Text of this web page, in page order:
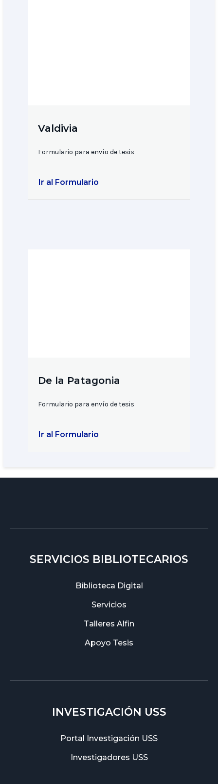
Valdivia
Formulario para envío de tesis
Ir al Formulario
De la Patagonia
Formulario para envío de tesis
Ir al Formulario
SERVICIOS BIBLIOTECARIOS
Biblioteca Digital
Servicios
Talleres Alfin
Apoyo Tesis
INVESTIGACIÓN USS
Portal Investigación USS
Investigadores USS